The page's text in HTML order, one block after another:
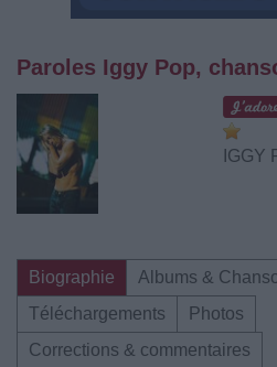
Paroles Iggy Pop,
IGGY
Biographie
Albums &
Téléchargements
Photos
Corrections & commentaires